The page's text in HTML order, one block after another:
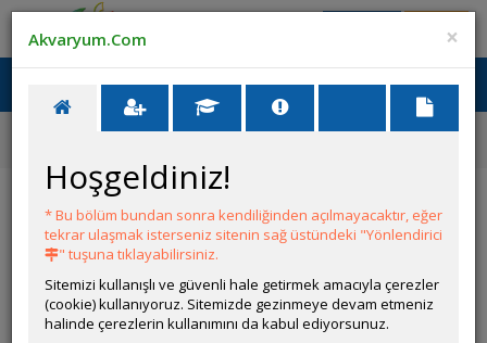
Ana Menü
Yarışmalar
38. Akvaryum ve Akvaryum Canlısı Yarışması
Yarışmalar
Katıl Ödüller
Su Serası
×
Akvaryum.Com
Hoşgeldiniz!
* Bu bölüm bundan sonra kendiliğinden açılmayacaktır, eğer
tekrar ulaşmak isterseniz sitenin sağ üstündeki "Yönlendirici
" tuşuna tıklayabilirsiniz.
Sitemizi kullanışlı ve güvenli hale getirmek amacıyla çerezler
(cookie) kullanıyoruz. Sitemizde gezinmeye devam etmeniz
halinde çerezlerin kullanımını da kabul ediyorsunuz.